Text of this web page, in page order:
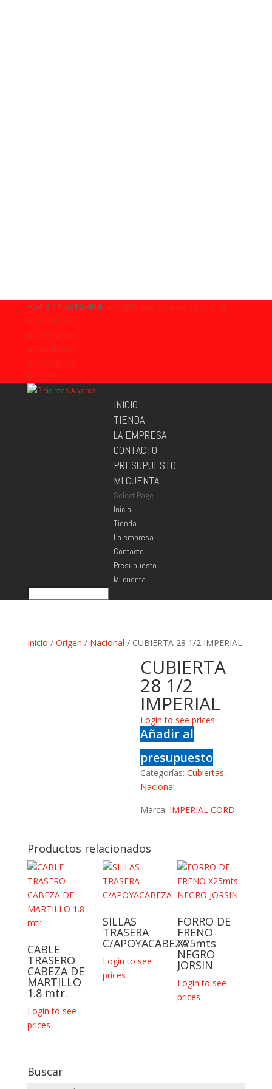
+54 9 11 6819-4941 info@bicipartesalvarez.com.ar
Facebook
Instagram
Facebook
Instagram
0 Items
INICIO
TIENDA
LA EMPRESA
CONTACTO
PRESUPUESTO
MI CUENTA
Select Page
Inicio
Tienda
La empresa
Contacto
Presupuesto
Mi cuenta
Inicio / Origen / Nacional / CUBIERTA 28 1/2 IMPERIAL
CUBIERTA
28 1/2
IMPERIAL
Login to see prices
Añadir al
presupuesto
Categorías:Cubiertas,
Nacional
Marca: IMPERIAL CORD
Productos relacionados
CABLE
TRASERO
CABEZA DE
MARTILLO
1.8 mtr.
Login to see
prices
SILLAS
TRASERA
C/APOYACABEZA
Login to see
prices
FORRO DE
FRENO
X25mts
NEGRO
JORSIN
Login to see
prices
Buscar